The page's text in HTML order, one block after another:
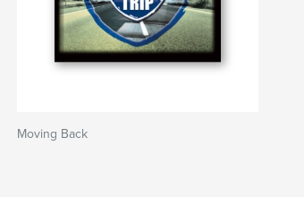
Moving Back